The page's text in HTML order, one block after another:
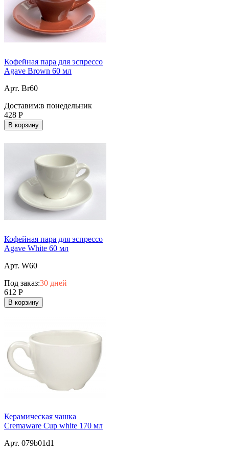
Кофейная пара для эспрессо
Agave Brown 60 мл
Арт. Br60
Доставим:в понедельник
428 Р
В корзину
Кофейная пара для эспрессо
Agave White 60 мл
Арт. W60
Под заказ:30 дней
612 Р
В корзину
Керамическая чашка
Cremaware Cup white 170 мл
Арт. 079b01d1